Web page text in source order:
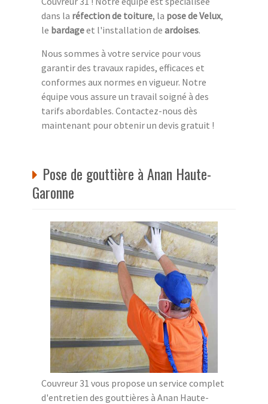
dans la réfection de toiture, la pose de Velux,
le bardageet l'installation de ardoises.
Nous sommes à votre service pour vous
garantir des travaux rapides, efficaces et
conformes aux normes en vigueur. Notre
équipe vous assure un travail soigné à des
tarifs abordables. Contactez-nous dès
maintenant pour obtenir un devis gratuit !
Pose de gouttière à Anan Haute-
Garonne
Couvreur 31 vous propose un service complet
d'entretien des gouttières à Anan Haute-